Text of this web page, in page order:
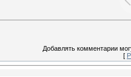
Добавлять комментарии
[